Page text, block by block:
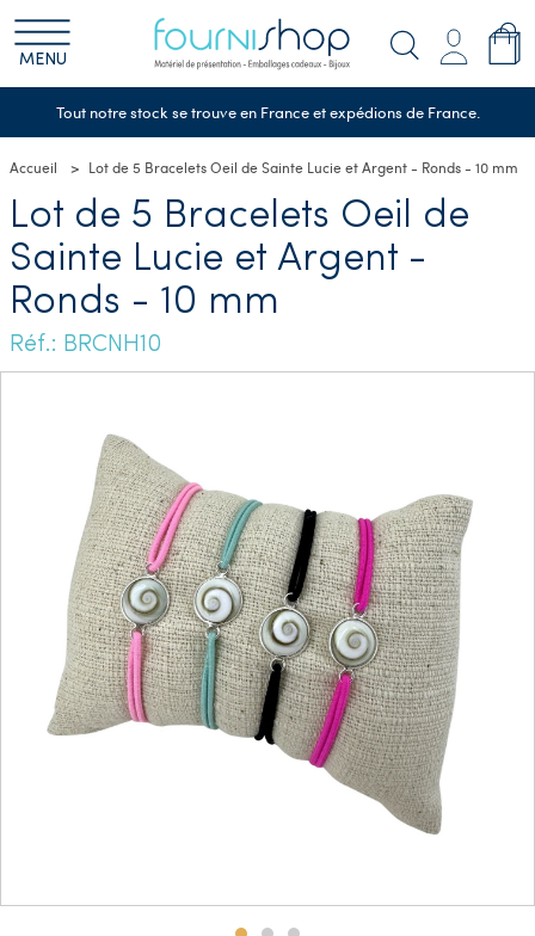
MENU
Tout notre stock se trouve en France et expédions de France.
Accueil Lot de 5 Bracelets Oeil de Sainte Lucie et Argent - Ronds - 10 mm
Lot de 5 Bracelets Oeil de
Sainte Lucie et Argent -
Ronds - 10 mm
Réf.: BRCNH10